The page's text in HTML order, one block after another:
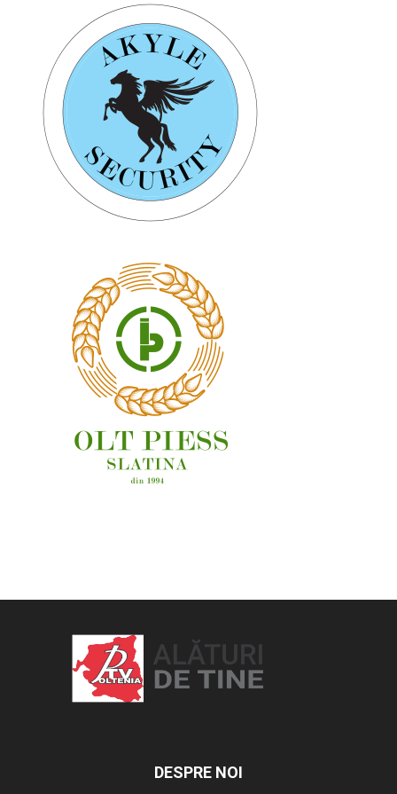
DESPRE NOI